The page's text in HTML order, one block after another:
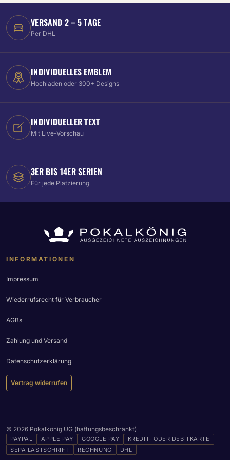
VERSAND 2 – 5 TAGE
Per DHL
INDIVIDUELLES EMBLEM
Hochladen oder 300+ Designs
INDIVIDUELLER TEXT
Mit Live-Vorschau
3ER BIS 14ER SERIEN
Für jede Platzierung
INFORMATIONEN
Impressum
Wiederrufsrecht für Verbraucher
AGBs
Zahlung und Versand
Datenschutzerklärung
Vertrag widerrufen
© 2026 Pokalkönig UG (haftungsbeschränkt)
PAYPAL APPLE PAY GOOGLE PAY
KREDIT- ODER DEBITKARTE
SEPA LASTSCHRIFT
RECHNUNG DHL